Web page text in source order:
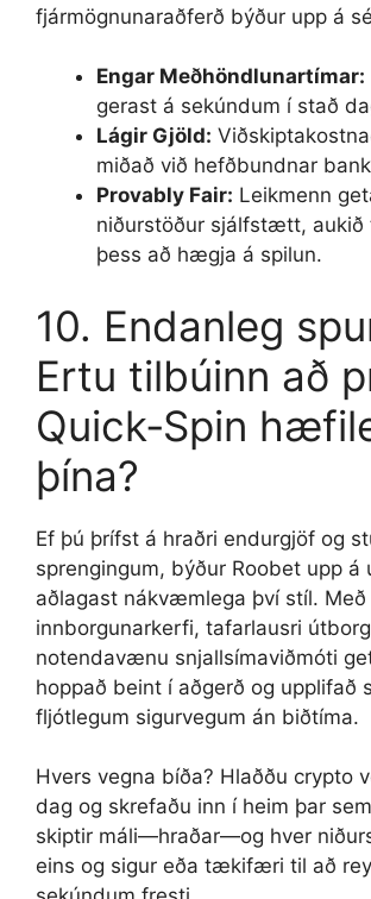
fjármögnunaraðferð býður upp á
Engar Meðhöndlunartímar:
gerast á sekúndum í stað
Lágir Gjöld:
miðað við hefðbundnar
Provably Fair: Leikmenn
niðurstöður sjálfstætt, aukið
þess að hægja á spilun.
10. Endanleg
Ertu tilbúinn að
Quick‑Spin
þína?
Ef þú þrífst á hraðri endurgjöf og
sprengingum, býður Roobet upp á
aðlagast nákvæmlega því stíl. Með
innborgunarkerfi, tafarlausri
notendavænu snjallsímaviðmóti
hoppað beint í aðgerð og upplifað
fljótlegum sigurvegum án biðtíma.
Hvers vegna bíða? Hlaððu crypto
dag og skrefaðu inn í heim þar
skiptir máli—hraðar—og hver
eins og sigur eða tækifæri til að